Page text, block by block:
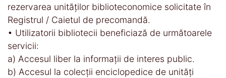
rezervarea unităţilor biblioteconomice solicitate în
Registrul / Caietul de precomandă.
• Utilizatorii bibliotecii beneficiază de următoarele
servicii:
a) Accesul liber la informaţii de interes public.
b) Accesul la colecţii enciclopedice de unităţi